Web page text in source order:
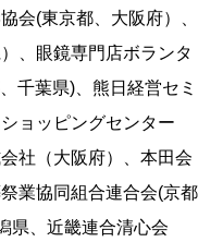
会(東京都、大阪府）、
、眼鏡専門店ボランタ
千葉県)、熊日経営セミ
ョッピングセンター
社（大阪府）、本田会
業協同組合連合会(京都
県、近畿連合清心会